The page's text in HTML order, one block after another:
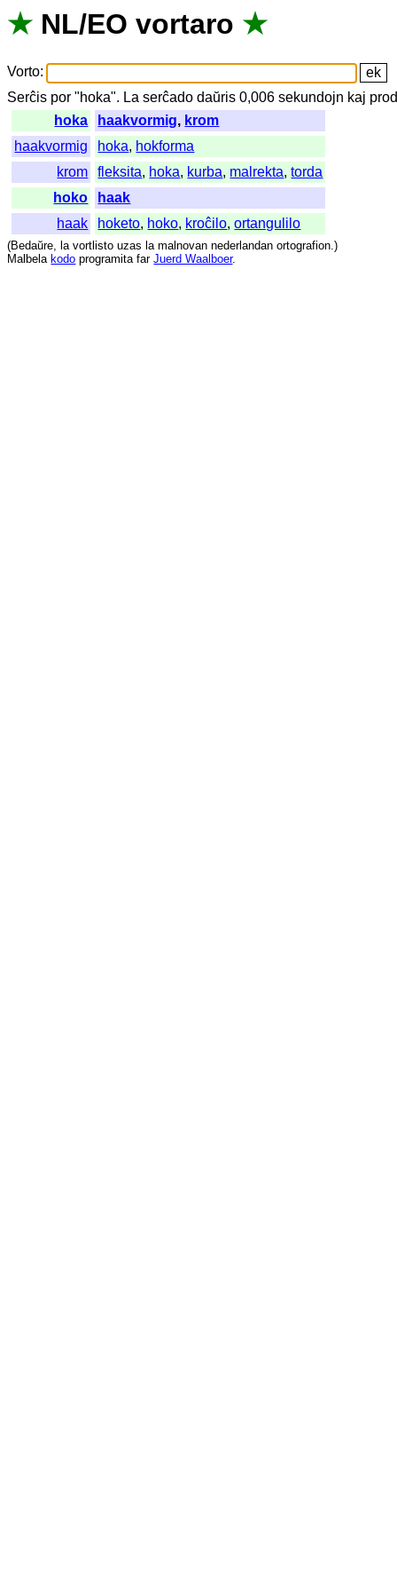
★ NL/EO vortaro ★
Vorto:
Serĉis por "hoka". La serĉado daŭris 0,006sekundojn kaj
hoka
haakvormig, krom
haakvormig
hoka, hokforma
krom
fleksita, hoka, kurba, malrekta,torda
hoko
haak
haak
hoketo, hoko, kroĉilo,ortangulilo
(Bedaŭre, la vortlisto uzas la malnovan nederlandan ortografion.)
Malbela kodo programita far Juerd Waalboer.